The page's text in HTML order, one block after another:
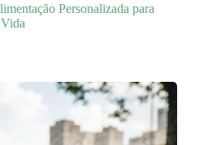
Personalizada para